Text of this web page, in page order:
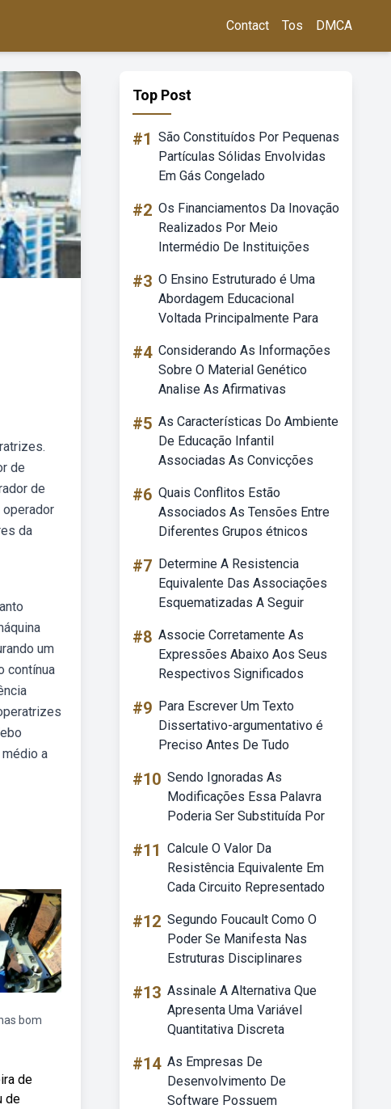
Contact Tos DMCA
de
de
operador
da
um
contínua
a
bom
de
de
Top Post
#1 São Constituídos Por Pequenas
Partículas Sólidas Envolvidas
Em Gás Congelado
#2 Os Financiamentos Da Inovação
Realizados Por Meio
Intermédio De Instituições
#3 O Ensino Estruturado é Uma
Abordagem Educacional
Voltada Principalmente Para
#4 Considerando As Informações
Sobre O Material Genético
Analise As Afirmativas
#5 As Características Do Ambiente
De Educação Infantil
Associadas As Convicções
#6 Quais Conflitos Estão
Associados As Tensões Entre
Diferentes Grupos étnicos
#7 Determine A Resistencia
Equivalente Das Associações
Esquematizadas A Seguir
#8 Associe Corretamente As
Expressões Abaixo Aos Seus
Respectivos Significados
#9 Para Escrever Um Texto
Dissertativo-argumentativo é
Preciso Antes De Tudo
#10 Sendo Ignoradas As
Modificações Essa Palavra
Poderia Ser Substituída Por
#11 Calcule O Valor Da
Resistência Equivalente Em
Cada Circuito Representado
#12 Segundo Foucault Como O
Poder Se Manifesta Nas
Estruturas Disciplinares
#13 Assinale A Alternativa Que
Apresenta Uma Variável
Quantitativa Discreta
#14 As Empresas De
Desenvolvimento De
Software Possuem